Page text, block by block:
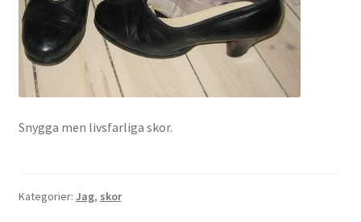
Snygga men livsfarliga skor.
Kategorier: Jag, skor